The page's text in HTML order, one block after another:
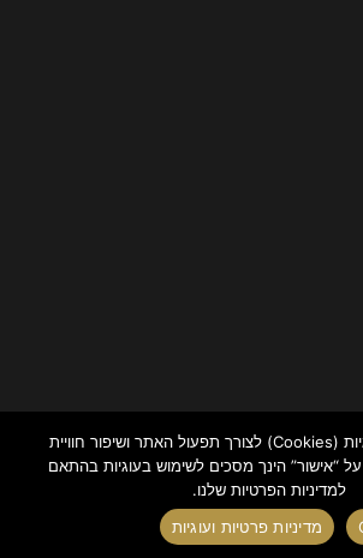
אנו משתמשים בעוגיות (Cookies) לצורך תפעול האתר ושיפור חוויית
“אישור” הינך מסכים לשימוש בעוגיות בהתאם
למדיניות הפרטיות שלנו.
מדיניות פרטיות ועוגיות